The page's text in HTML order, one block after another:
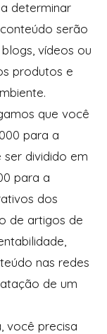
determinar
serão
vídeos ou
produtos e
que você
para a
ser dividido em
para a
dos
de artigos de
nas redes
de um
você precisa